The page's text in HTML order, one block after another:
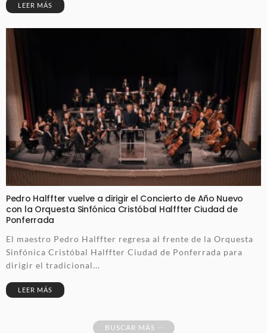
LEER MÁS
Pedro Halffter vuelve a dirigir el Concierto de Año Nuevo
con la Orquesta Sinfónica Cristóbal Halffter Ciudad de
Ponferrada
El maestro Pedro Halffter regresa al frente de la Orquesta
Sinfónica Cristóbal Halffter Ciudad de Ponferrada para
dirigir el tradicional...
LEER MÁS
BUSCAR MÁS